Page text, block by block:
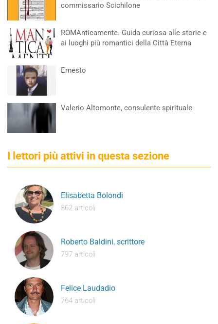
commissario Scichilone
ROMAnticamente. Guida curiosa alle storie e
ai luoghi più romantici della Città Eterna
Ernesto
Valerio Altomonte, consulente spirituale
I lettori più attivi in questa sezione
Elisabetta Bolondi
862 articoli
Roberto Baldini, scrittore
797 articoli
Felice Laudadio
764 articoli